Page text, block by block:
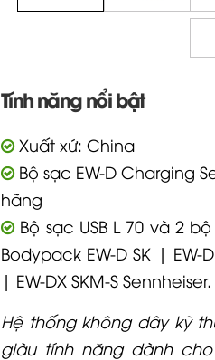
Tính năng nổi bật
Xuất xứ: China
Bộ sạc EW-D Charging
hãng
Bộ sạc USB L 70 và 2
Bodypack EW-D SK | EW-
| EW-DX SKM-S Sennheiser.
Hệ thống không dây kỹ
giàu tính năng dành